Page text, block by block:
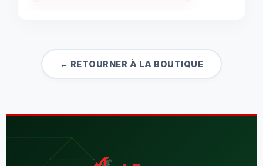
← RETOURNER À LA BOUTIQUE